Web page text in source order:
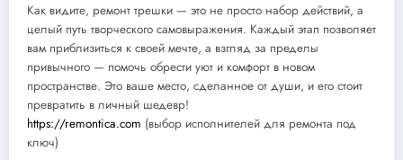
Как видите, ремонт трешки — это не просто набор действий, а
целый путь творческого самовыражения. Каждый этап позволяет
вам приблизиться к своей мечте, а взгляд за пределы
привычного — помочь обрести уют и комфорт в новом
пространстве. Это ваше место, сделанное от души, и его стоит
превратить в личный шедевр!
https://remontica.com (выбор исполнителей для ремонта под
ключ)